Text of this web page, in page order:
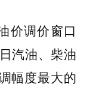
价调价窗口
汽油、柴油
幅度最大的